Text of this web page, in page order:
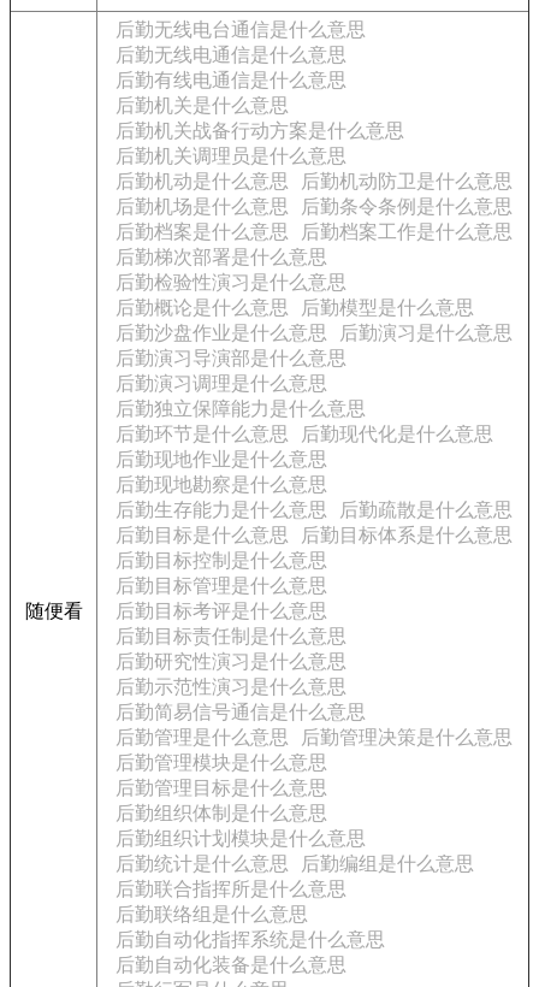
随便看
后勤无线电台通信是什么意思
后勤无线电通信是什么意思
后勤有线电通信是什么意思
后勤机关是什么意思
后勤机关战备行动方案是什么意思
后勤机关调理员是什么意思
后勤机动是什么意思
后勤机动防卫是什么意思
后勤机场是什么意思
后勤条令条例是什么意思
后勤档案是什么意思
后勤档案工作是什么意思
后勤梯次部署是什么意思
后勤检验性演习是什么意思
后勤概论是什么意思
后勤模型是什么意思
后勤沙盘作业是什么意思
后勤演习是什么意思
后勤演习导演部是什么意思
后勤演习调理是什么意思
后勤独立保障能力是什么意思
后勤环节是什么意思
后勤现代化是什么意思
后勤现地作业是什么意思
后勤现地勘察是什么意思
后勤生存能力是什么意思
后勤疏散是什么意思
后勤目标是什么意思
后勤目标体系是什么意思
后勤目标控制是什么意思
后勤目标管理是什么意思
后勤目标考评是什么意思
后勤目标责任制是什么意思
后勤研究性演习是什么意思
后勤示范性演习是什么意思
后勤简易信号通信是什么意思
后勤管理是什么意思
后勤管理决策是什么意思
后勤管理模块是什么意思
后勤管理目标是什么意思
后勤组织体制是什么意思
后勤组织计划模块是什么意思
后勤统计是什么意思
后勤编组是什么意思
后勤联合指挥所是什么意思
后勤联络组是什么意思
后勤自动化指挥系统是什么意思
后勤自动化装备是什么意思